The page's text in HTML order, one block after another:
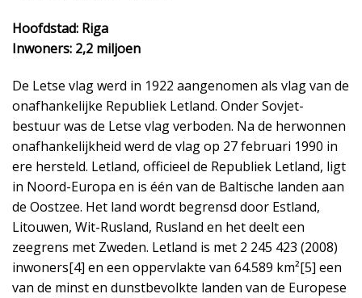
Hoofdstad: Riga
Inwoners: 2,2 miljoen
De Letse vlag werd in 1922 aangenomen als vlag van de
onafhankelijke Republiek Letland. Onder Sovjet-
bestuur was de Letse vlag verboden. Na de herwonnen
onafhankelijkheid werd de vlag op 27 februari 1990 in
ere hersteld. Letland, officieel de Republiek Letland, ligt
in Noord-Europa en is één van de Baltische landen aan
de Oostzee. Het land wordt begrensd door Estland,
Litouwen, Wit-Rusland, Rusland en het deelt een
zeegrens met Zweden. Letland is met 2 245 423 (2008)
inwoners[4] en een oppervlakte van 64.589 km²[5] een
van de minst en dunstbevolkte landen van de Europese